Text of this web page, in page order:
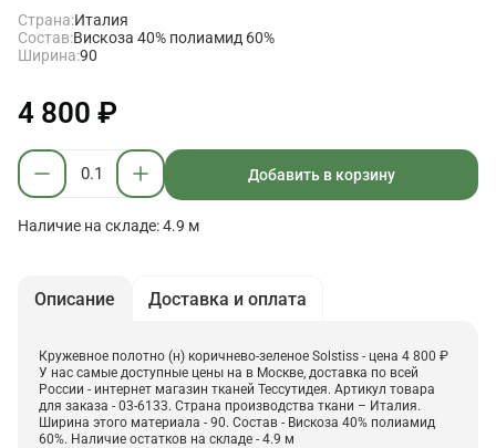
Страна:Италия
Состав:Вискоза 40% полиамид 60%
Ширина:90
4 800 ₽
Добавить в корзину
Наличие на складе: 4.9 м
Описание Доставка и оплата
Кружевное полотно (н) коричнево-зеленое Solstiss - цена 4 800 ₽
У нас самые доступные цены на в Москве, доставка по всей
России - интернет магазин тканей Тессутидея. Артикул товара
для заказа - 03-6133. Страна производства ткани – Италия.
Ширина этого материала - 90. Состав - Вискоза 40% полиамид
60%. Наличие остатков на складе - 4.9 м